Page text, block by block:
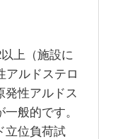
上（施設に
アルドステロ
発性アルドス
般的です。
立位負荷試